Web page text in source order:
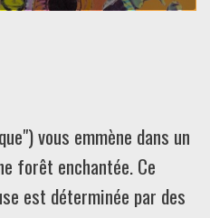
vous emmène dans un
forêt enchantée. Ce
est déterminée par des